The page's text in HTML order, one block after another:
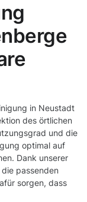
in Neustadt
des örtlichen
und die
optimal auf
Dank unserer
passenden
sorgen, dass